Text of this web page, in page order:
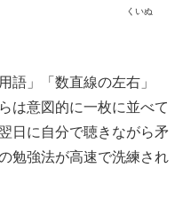
くいぬ
語」「数直線の左右」
は意図的に一枚に並べて
日に自分で聴きながら矛
勉強法が高速で洗練され